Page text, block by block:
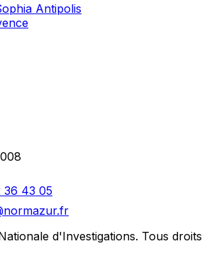
Antipolis
36 43 05
d'Investigations. Tous droits